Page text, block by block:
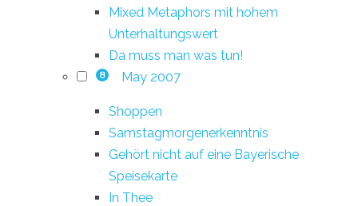
Mixed Metaphors mit hohem
Unterhaltungswert
Da muss man was tun!
8 May 2007
Shoppen
Samstagmorgenerkenntnis
Gehört nicht auf eine Bayerische
Speisekarte
In Thee